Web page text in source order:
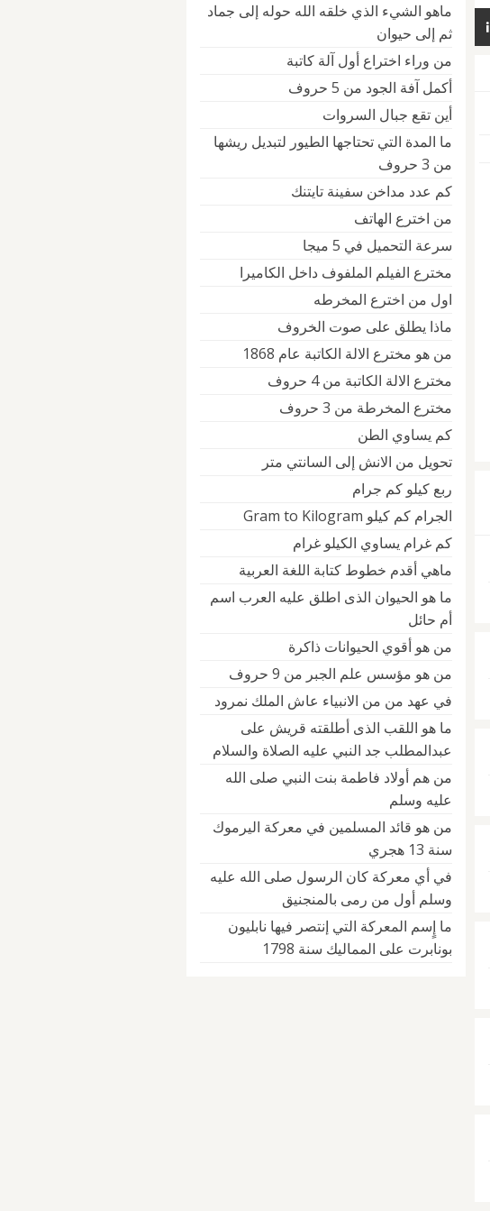
ماهو الشيء الذي خلقه الله حوله إلى جماد
ثم إلى حيوان
من وراء اختراع أول آلة كاتبة
أكمل آفة الجود من 5 حروف
أين تقع جبال السروات
ما المدة التي تحتاجها الطيور لتبديل ريشها
من 3 حروف
كم عدد مداخن سفينة تايتنك
من اخترع الهاتف
سرعة التحميل في 5 ميجا
مخترع الفيلم الملفوف داخل الكاميرا
اول من اخترع المخرطه
ماذا يطلق على صوت الخروف
من هو مخترع الالة الكاتبة عام 1868
مخترع الالة الكاتبة من 4 حروف
مخترع المخرطة من 3 حروف
كم يساوي الطن
تحويل من الانش إلى السانتي متر
ربع كيلو كم جرام
الجرام كم كيلو Gram to Kilogram
كم غرام يساوي الكيلو غرام
ماهي أقدم خطوط كتابة اللغة العربية
ما هو الحيوان الذى اطلق عليه العرب اسم
أم حائل
من هو أقوي الحيوانات ذاكرة
من هو مؤسس علم الجبر من 9 حروف
في عهد من من الانبياء عاش الملك نمرود
ما هو اللقب الذى أطلقته قريش على
عبدالمطلب جد النبي عليه الصلاة والسلام
من هم أولاد فاطمة بنت النبي صلى الله
عليه وسلم
من هو قائد المسلمين في معركة اليرموك
سنة 13 هجري
في أي معركة كان الرسول صلى الله عليه
وسلم أول من رمى بالمنجنيق
ما إٍسم المعركة التي إنتصر فيها نابليون
بونابرت على المماليك سنة 1798